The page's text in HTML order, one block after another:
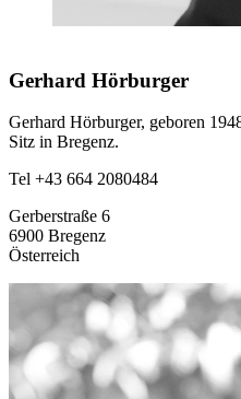
Gerhard Hörburger
Gerhard Hörburger, geboren
Sitz in Bregenz.
Tel +43 664 2080484
Gerberstraße 6
6900 Bregenz
Österreich